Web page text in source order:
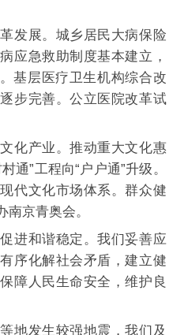
展。城乡居民大病保险
应急救助制度基本建立，
基层医疗卫生机构综合改
步完善。公立医院改革试
产业。推动重大文化惠
通”工程向“户户通”升级。
代文化市场体系。群众健
京青奥会。
和谐稳定。我们妥善应
序化解社会矛盾，建立健
障人民生命安全，维护良
发生较强地震，我们及